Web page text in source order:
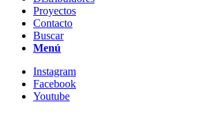
Proyectos
Contacto
Buscar
Menú
Instagram
Facebook
Youtube